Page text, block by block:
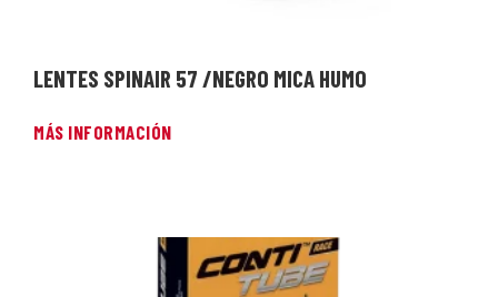
LENTES SPINAIR 57 /NEGRO MICA HUMO
MÁS INFORMACIÓN